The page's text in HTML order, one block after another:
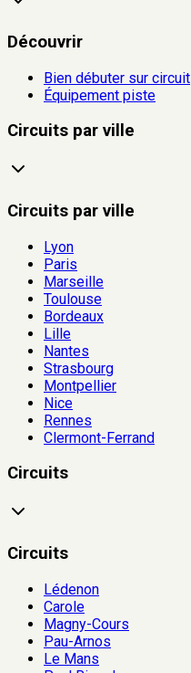
Découvrir
Bien débuter sur circuit
Équipement piste
Circuits par ville
Circuits par ville
Lyon
Paris
Marseille
Toulouse
Bordeaux
Lille
Nantes
Strasbourg
Montpellier
Nice
Rennes
Clermont-Ferrand
Circuits
Circuits
Lédenon
Carole
Magny-Cours
Pau-Arnos
Le Mans